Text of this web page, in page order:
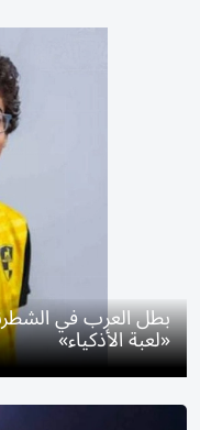
بطل العرب في
«لعبة الأذكياء»